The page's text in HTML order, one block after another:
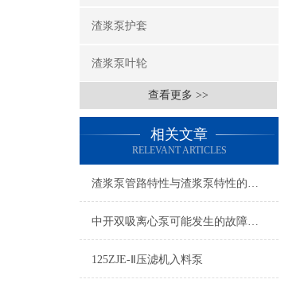
渣浆泵护套
渣浆泵叶轮
查看更多 >>
相关文章
RELEVANT ARTICLES
渣浆泵管路特性与渣浆泵特性的关系
中开双吸离心泵可能发生的故障及排除方法
125ZJE-Ⅱ压滤机入料泵